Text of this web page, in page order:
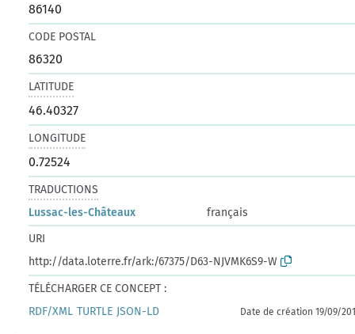
86140
CODE POSTAL
86320
LATITUDE
46.40327
LONGITUDE
0.72524
TRADUCTIONS
Lussac-les-Châteaux
français
URI
http://data.loterre.fr/ark:/67375/D63-NJVMK6S9-W
TÉLÉCHARGER CE CONCEPT :
RDF/XML TURTLE JSON-LD Date de création 19/09/